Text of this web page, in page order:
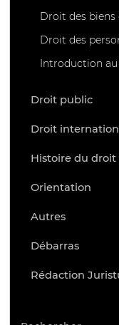
Droit des
Droit des
Introduction
Droit public
Droit
Histoire du
Orientation
Autres
Débarras
Rédaction